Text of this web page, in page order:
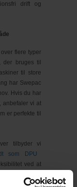
drift og
flere typer
der bruges til
til store
har Swepac
Hvis du har
anbefaler vi at
er perfekte til
tilbyder vi
som DPU
ved at
sortiment af